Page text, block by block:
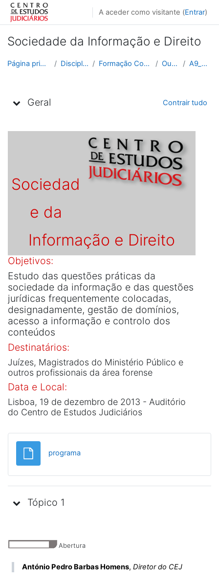
Ir para o conteúdo principal
A aceder como visitante (Entrar)
Sociedade da Informação e Direito
Página principal Disciplinas Formação Contínua Outras A9_2013
Geral Contrair tudo
Sociedad
e da
Informação e Direito
Objetivos:
Estudo das questões práticas da
sociedade da informação e das questões
jurídicas frequentemente colocadas,
designadamente, gestão de domínios,
acesso a informação e controlo dos
conteúdos
Destinatários:
Juízes, Magistrados do Ministério Público e
outros profissionais da área forense
Data e Local:
Lisboa, 19 de dezembro de 2013 - Auditório
do Centro de Estudos Judiciários
programaFicheiro
Tópico 1
Abertura
António Pedro Barbas Homens, Diretor do CEJ